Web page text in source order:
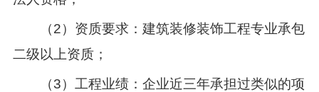
（2）资质要求：建筑装修装饰工程专业承包
二级以上资质；
（3）工程业绩：企业近三年承担过类似的项